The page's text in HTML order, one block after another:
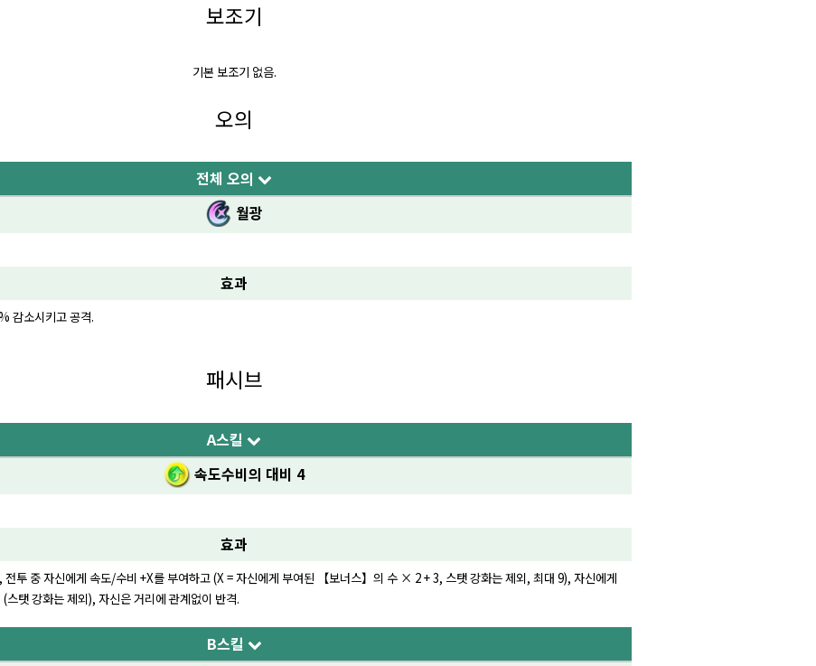
보조기
기본 보조기 없음.
오의
전체 오의
월광
효과
감소시키고 공격.
패시브
A스킬
속도수비의 대비 4
효과
투 중 자신에게 속도/수비 +X를 부여하고 (X = 자신에게 부여된 【보너스】의 수 × 2 + 3, 스탯 강화는 제외, 최대 9), 자신에게
탯 강화는 제외), 자신은 거리에 관계없이 반격.
B스킬